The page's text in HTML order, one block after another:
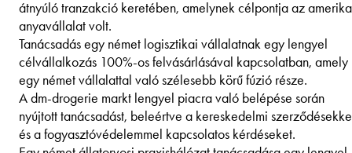
átnyúló tranzakció keretében, amelynek célpontja az
anyavállalat volt.
Tanácsadás egy német logisztikai vállalatnak egy lengyel
célvállalkozás 100%-os felvásárlásával kapcsolatban, amely
egy német vállalattal való szélesebb körű fúzió része.
A dm-drogerie markt lengyel piacra való belépése során
nyújtott tanácsadást, beleértve a kereskedelmi
és a fogyasztóvédelemmel kapcsolatos kérdéseket.